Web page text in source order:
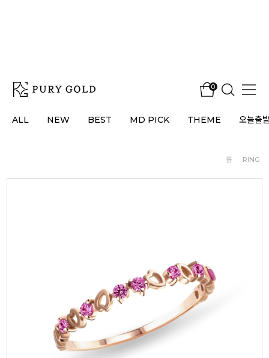
0
ALL NEW BEST MD PICK THEME 오늘출
홈 · RING